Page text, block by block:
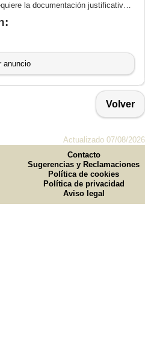
Resolución DGG por la que se requiere la documentación justificativa de las subvenciones de la Intervención Sectorial Apícola 2024
anuncio
Volver
Actualizado 07/08/2026
Contacto
Sugerencias y Reclamaciones
Política de cookies
Política de privacidad
Aviso legal